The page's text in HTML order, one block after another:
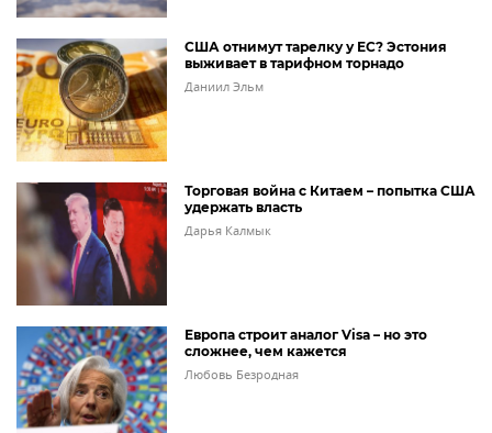
США отнимут тарелку у ЕС? Эстония
выживает в тарифном торнадо
Даниил Эльм
Торговая война с Китаем – попытка США
удержать власть
Дарья Калмык
Европа строит аналог Visa – но это
сложнее, чем кажется
Любовь Безродная